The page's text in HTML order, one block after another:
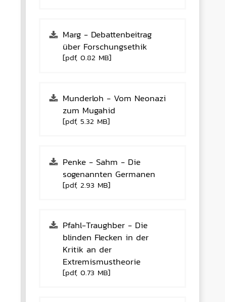
Marg - Debattenbeitrag
über Forschungsethik
[pdf, 0.82 MB]
Munderloh - Vom Neonazi
zum Mugahid
[pdf, 5.32 MB]
Penke - Sahm - Die
sogenannten Germanen
[pdf, 2.93 MB]
Pfahl-Traughber - Die
blinden Flecken in der
Kritik an der
Extremismustheorie
[pdf, 0.73 MB]